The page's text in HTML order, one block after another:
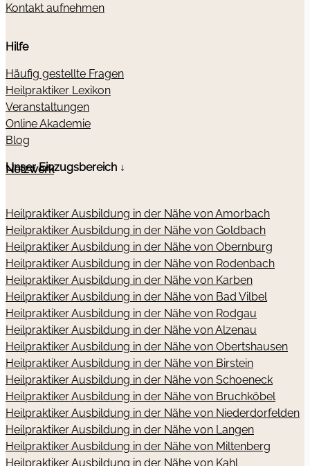
Kontakt aufnehmen
Hilfe
Häufig gestellte Fragen
Heilpraktiker Lexikon
Veranstaltungen
Online Akademie
Blog
Netzwerk
Unser Einzugsbereich ↓
Heilpraktiker Ausbildung in der Nähe von Amorbach
Heilpraktiker Ausbildung in der Nähe von Goldbach
Heilpraktiker Ausbildung in der Nähe von Obernburg
Heilpraktiker Ausbildung in der Nähe von Rodenbach
Heilpraktiker Ausbildung in der Nähe von Karben
Heilpraktiker Ausbildung in der Nähe von Bad Vilbel
Heilpraktiker Ausbildung in der Nähe von Rodgau
Heilpraktiker Ausbildung in der Nähe von Alzenau
Heilpraktiker Ausbildung in der Nähe von Obertshausen
Heilpraktiker Ausbildung in der Nähe von Birstein
Heilpraktiker Ausbildung in der Nähe von Schoeneck
Heilpraktiker Ausbildung in der Nähe von Bruchköbel
Heilpraktiker Ausbildung in der Nähe von Niederdorfelden
Heilpraktiker Ausbildung in der Nähe von Langen
Heilpraktiker Ausbildung in der Nähe von Miltenberg
Heilpraktiker Ausbildung in der Nähe von Kahl